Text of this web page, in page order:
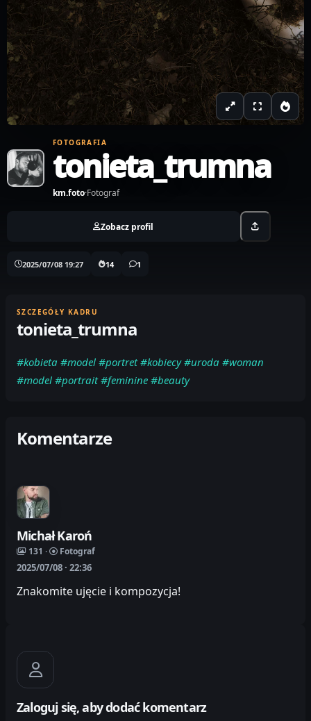
FOTOGRAFIA
tonieta_trumna
km.foto·Fotograf
Zobacz profil
2025/07/08 19:27 14 1
SZCZEGÓŁY KADRU
tonieta_trumna
#kobieta #model #portret #kobiecy #uroda #woman
#model #portrait #feminine #beauty
Komentarze
Michał Karoń
131 · Fotograf
2025/07/08 · 22:36
Znakomite ujęcie i kompozycja!
Zaloguj się, aby dodać komentarz